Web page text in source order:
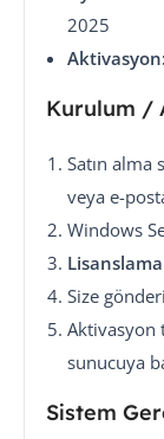
2025
Aktivasyon:
Kurulum /
Satın alma
veya e-
Windows
Size
Aktivasyon
sunucuya
Sistem